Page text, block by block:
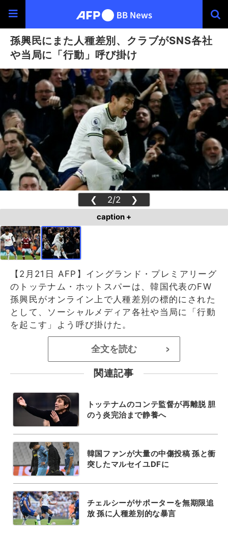
孫興民にまた人種差別、クラブがSNS各社
や当局に「行動」呼び掛け
❮ 2/2 ❯
caption +
【2月21日 AFP】イングランド・プレミアリーグ
のトッテナム・ホットスパーは、韓国代表のFW
孫興民がオンライン上で人種差別の標的にされた
として、ソーシャルメディア各社や当局に「行動
を起こす」よう呼び掛けた。
全文を読む >
関連記事
トッテナムのコンテ監督が再離脱 胆
のう炎完治まで静養へ
韓国ファンが大量の中傷投稿 孫と衝
突したマルセイユDFに
チェルシーがサポーターを無期限追
放 孫に人種差別的な暴言